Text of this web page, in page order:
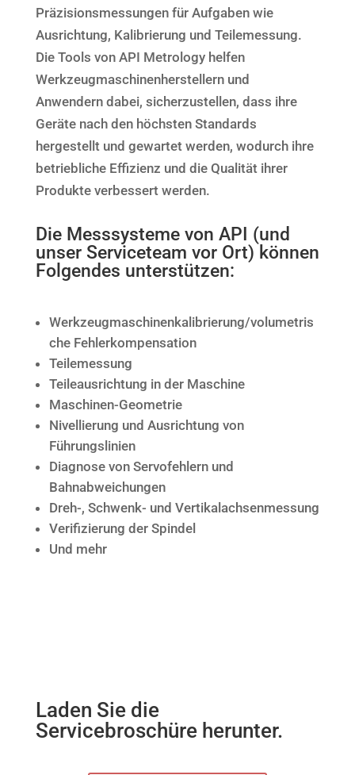
Präzisionsmessungen für Aufgaben wie
Ausrichtung, Kalibrierung und Teilemessung.
Die Tools von API Metrology helfen
Werkzeugmaschinenherstellern und
Anwendern dabei, sicherzustellen, dass ihre
Geräte nach den höchsten Standards
hergestellt und gewartet werden, wodurch ihre
betriebliche Effizienz und die Qualität ihrer
Produkte verbessert werden.
Die Messsysteme von API (und
unser Serviceteam vor Ort) können
Folgendes unterstützen:
Werkzeugmaschinenkalibrierung/volumetris
che Fehlerkompensation
Teilemessung
Teileausrichtung in der Maschine
Maschinen-Geometrie
Nivellierung und Ausrichtung von
Führungslinien
Diagnose von Servofehlern und
Bahnabweichungen
Dreh-, Schwenk- und Vertikalachsenmessung
Verifizierung der Spindel
Und mehr
Laden Sie die
Servicebroschüre herunter.